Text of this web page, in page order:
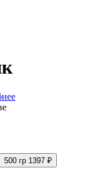
500 гр 1397 ₽